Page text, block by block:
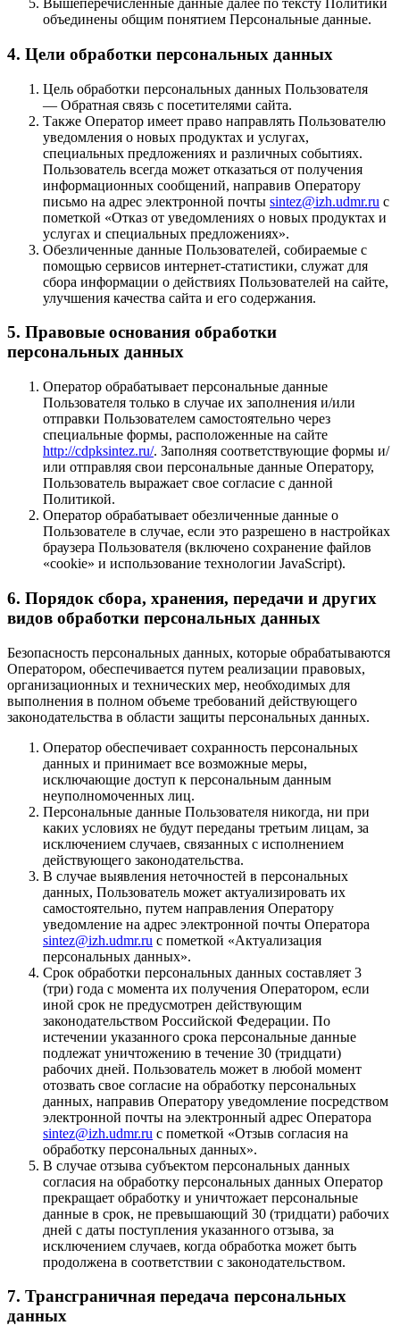
Вышеперечисленные данные далее по тексту Политики
объединены общим понятием Персональные данные.
4. Цели обработки персональных данных
Цель обработки персональных данных Пользователя
— Обратная связь с посетителями сайта.
Также Оператор имеет право направлять Пользователю
уведомления о новых продуктах и услугах,
специальных предложениях и различных событиях.
Пользователь всегда может отказаться от получения
информационных сообщений, направив Оператору
письмо на адрес электронной почты sintez@izh.udmr.ru с
пометкой «Отказ от уведомлениях о новых продуктах и
услугах и специальных предложениях».
Обезличенные данные Пользователей, собираемые с
помощью сервисов интернет-статистики, служат для
сбора информации о действиях Пользователей на сайте,
улучшения качества сайта и его содержания.
5. Правовые основания обработки
персональных данных
Оператор обрабатывает персональные данные
Пользователя только в случае их заполнения и/или
отправки Пользователем самостоятельно через
специальные формы, расположенные на сайте
http://cdpksintez.ru/. Заполняя соответствующие формы и/
или отправляя свои персональные данные Оператору,
Пользователь выражает свое согласие с данной
Политикой.
Оператор обрабатывает обезличенные данные о
Пользователе в случае, если это разрешено в настройках
браузера Пользователя (включено сохранение файлов
«cookie» и использование технологии JavaScript).
6. Порядок сбора, хранения, передачи и других
видов обработки персональных данных
Безопасность персональных данных, которые обрабатываются
Оператором, обеспечивается путем реализации правовых,
организационных и технических мер, необходимых для
выполнения в полном объеме требований действующего
законодательства в области защиты персональных данных.
Оператор обеспечивает сохранность персональных
данных и принимает все возможные меры,
исключающие доступ к персональным данным
неуполномоченных лиц.
Персональные данные Пользователя никогда, ни при
каких условиях не будут переданы третьим лицам, за
исключением случаев, связанных с исполнением
действующего законодательства.
В случае выявления неточностей в персональных
данных, Пользователь может актуализировать их
самостоятельно, путем направления Оператору
уведомление на адрес электронной почты Оператора
sintez@izh.udmr.ru с пометкой «Актуализация
персональных данных».
Срок обработки персональных данных составляет 3
(три) года с момента их получения Оператором, если
иной срок не предусмотрен действующим
законодательством Российской Федерации. По
истечении указанного срока персональные данные
подлежат уничтожению в течение 30 (тридцати)
рабочих дней. Пользователь может в любой момент
отозвать свое согласие на обработку персональных
данных, направив Оператору уведомление посредством
электронной почты на электронный адрес Оператора
sintez@izh.udmr.ru с пометкой «Отзыв согласия на
обработку персональных данных».
В случае отзыва субъектом персональных данных
согласия на обработку персональных данных Оператор
прекращает обработку и уничтожает персональные
данные в срок, не превышающий 30 (тридцати) рабочих
дней с даты поступления указанного отзыва, за
исключением случаев, когда обработка может быть
продолжена в соответствии с законодательством.
7. Трансграничная передача персональных
данных